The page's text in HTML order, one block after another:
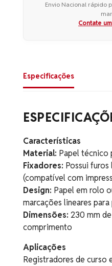
Envio Nacional rápido
Contate
Especificações
Características
Material: Papel técnico
Fixadores: Possui
(compatível com
Design: Papel em rolo
marcações lineares
Dimensões: 230 mm
comprimento
Aplicações
Registradores de curso